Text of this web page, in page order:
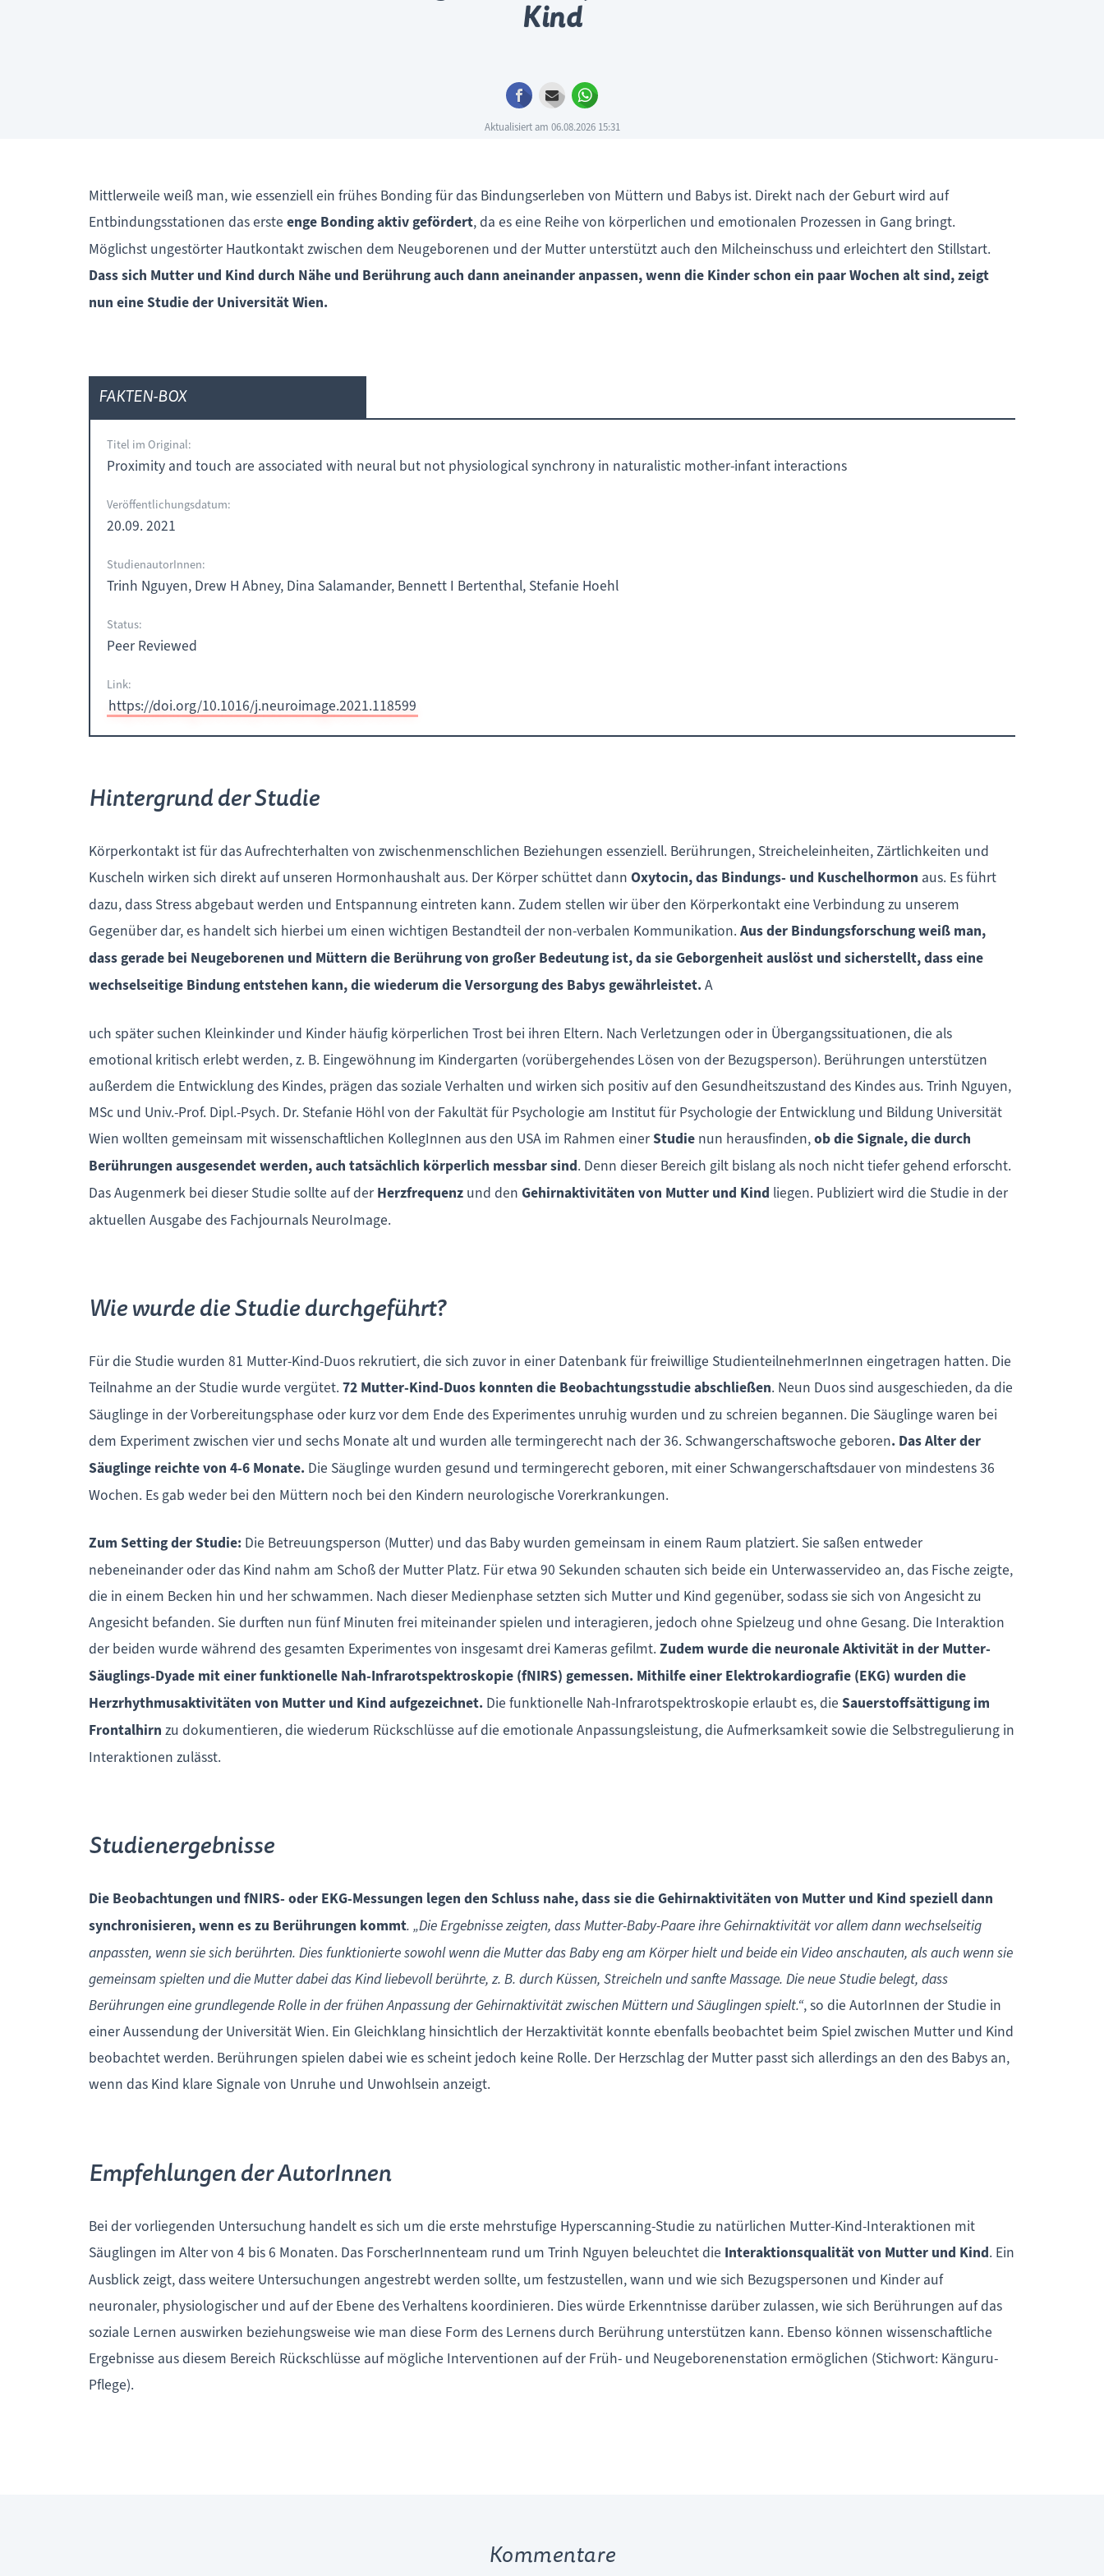
Kind
Facebook
E-mail
Aktualisiert am 06.08.2026 15:31
Mittlerweile weiß man, wie essenziell ein frühes Bonding für das Bindungserleben von Müttern und Babys ist. Direkt nach der Geburt wird auf
Entbindungsstationen das erste enge Bonding aktiv gefördert, da es eine Reihe von körperlichen und emotionalen Prozessen in Gang bringt.
Möglichst ungestörter Hautkontakt zwischen dem Neugeborenen und der Mutter unterstützt auch den Milcheinschuss und erleichtert den Stillstart.
Dass sich Mutter und Kind durch Nähe und Berührung auch dann aneinander anpassen, wenn die Kinder schon ein paar Wochen alt sind, zeigt
nun eine Studie der Universität Wien.
FAKTEN-BOX
Titel im Original:
Proximity and touch are associated with neural but not physiological synchrony in naturalistic mother-infant interactions
Veröffentlichungsdatum:
20.09. 2021
StudienautorInnen:
Trinh Nguyen, Drew H Abney, Dina Salamander, Bennett I Bertenthal, Stefanie Hoehl
Status:
Peer Reviewed
Link:
https://doi.org/10.1016/j.neuroimage.2021.118599
Hintergrund der Studie
Körperkontakt ist für das Aufrechterhalten von zwischenmenschlichen Beziehungen essenziell. Berührungen, Streicheleinheiten, Zärtlichkeiten und
Kuscheln wirken sich direkt auf unseren Hormonhaushalt aus. Der Körper schüttet dann Oxytocin, das Bindungs- und Kuschelhormon aus. Es führt
dazu, dass Stress abgebaut werden und Entspannung eintreten kann. Zudem stellen wir über den Körperkontakt eine Verbindung zu unserem
Gegenüber dar, es handelt sich hierbei um einen wichtigen Bestandteil der non-verbalen Kommunikation. Aus der Bindungsforschung weiß man,
dass gerade bei Neugeborenen und Müttern die Berührung von großer Bedeutung ist, da sie Geborgenheit auslöst und sicherstellt, dass eine
wechselseitige Bindung entstehen kann, die wiederum die Versorgung des Babys gewährleistet. A
uch später suchen Kleinkinder und Kinder häufig körperlichen Trost bei ihren Eltern. Nach Verletzungen oder in Übergangssituationen, die als
emotional kritisch erlebt werden, z. B. Eingewöhnung im Kindergarten (vorübergehendes Lösen von der Bezugsperson). Berührungen unterstützen
außerdem die Entwicklung des Kindes, prägen das soziale Verhalten und wirken sich positiv auf den Gesundheitszustand des Kindes aus. Trinh Nguyen,
MSc und Univ.-Prof. Dipl.-Psych. Dr. Stefanie Höhl von der Fakultät für Psychologie am Institut für Psychologie der Entwicklung und Bildung Universität
Wien wollten gemeinsam mit wissenschaftlichen KollegInnen aus den USA im Rahmen einerStudie nun herausfinden,ob die Signale, die durch
Berührungen ausgesendet werden, auch tatsächlich körperlich messbar sind. Denn dieser Bereich gilt bislang als noch nicht tiefer gehend erforscht.
Das Augenmerk bei dieser Studie sollte auf der Herzfrequenzund den Gehirnaktivitäten von Mutter und Kind liegen. Publiziert wird die Studie in der
aktuellen Ausgabe des Fachjournals NeuroImage.
Wie wurde die Studie durchgeführt?
Für die Studie wurden 81 Mutter-Kind-Duos rekrutiert, die sich zuvor in einer Datenbank für freiwillige StudienteilnehmerInnen eingetragen hatten. Die
Teilnahme an der Studie wurde vergütet. 72 Mutter-Kind-Duos konnten die Beobachtungsstudie abschließen. Neun Duos sind ausgeschieden, da die
Säuglinge in der Vorbereitungsphase oder kurz vor dem Ende des Experimentes unruhig wurden und zu schreien begannen. Die Säuglinge waren bei
dem Experiment zwischen vier und sechs Monate alt und wurden alle termingerecht nach der 36. Schwangerschaftswoche geboren. Das Alter der
Säuglinge reichte von 4-6 Monate. Die Säuglinge wurden gesund und termingerecht geboren, mit einer Schwangerschaftsdauer von mindestens 36
Wochen. Es gab weder bei den Müttern noch bei den Kindern neurologische Vorerkrankungen.
Zum Setting der Studie: Die Betreuungsperson (Mutter) und das Baby wurden gemeinsam in einem Raum platziert. Sie saßen entweder
nebeneinander oder das Kind nahm am Schoß der Mutter Platz. Für etwa 90 Sekunden schauten sich beide ein Unterwasservideo an, das Fische zeigte,
die in einem Becken hin und her schwammen. Nach dieser Medienphase setzten sich Mutter und Kind gegenüber, sodass sie sich von Angesicht zu
Angesicht befanden. Sie durften nun fünf Minuten frei miteinander spielen und interagieren, jedoch ohne Spielzeug und ohne Gesang. Die Interaktion
der beiden wurde während des gesamten Experimentes von insgesamt drei Kameras gefilmt. Zudem wurde die neuronale Aktivität in der Mutter-
Säuglings-Dyade mit einer funktionelle Nah-Infrarotspektroskopie (fNIRS) gemessen. Mithilfe einer Elektrokardiografie (EKG) wurden die
Herzrhythmusaktivitäten von Mutter und Kind aufgezeichnet. Die funktionelle Nah-Infrarotspektroskopie erlaubt es, die Sauerstoffsättigung im
Frontalhirn zu dokumentieren, die wiederum Rückschlüsse auf die emotionale Anpassungsleistung, die Aufmerksamkeit sowie die Selbstregulierung in
Interaktionen zulässt.
Studienergebnisse
Die Beobachtungen und fNIRS- oder EKG-Messungen legen den Schluss nahe, dass sie die Gehirnaktivitäten von Mutter und Kind speziell dann
synchronisieren, wenn es zu Berührungen kommt. „Die Ergebnisse zeigten, dass Mutter-Baby-Paare ihre Gehirnaktivität vor allem dann wechselseitig
anpassten, wenn sie sich berührten. Dies funktionierte sowohl wenn die Mutter das Baby eng am Körper hielt und beide ein Video anschauten, als auch wenn sie
gemeinsam spielten und die Mutter dabei das Kind liebevoll berührte, z. B. durch Küssen, Streicheln und sanfte Massage. Die neue Studie belegt, dass
Berührungen eine grundlegende Rolle in der frühen Anpassung der Gehirnaktivität zwischen Müttern und Säuglingen spielt.“, so die AutorInnen der Studie in
einer Aussendung der Universität Wien. Ein Gleichklang hinsichtlich der Herzaktivität konnte ebenfalls beobachtet beim Spiel zwischen Mutter und Kind
beobachtet werden. Berührungen spielen dabei wie es scheint jedoch keine Rolle. Der Herzschlag der Mutter passt sich allerdings an den des Babys an,
wenn das Kind klare Signale von Unruhe und Unwohlsein anzeigt.
Empfehlungen der AutorInnen
Bei der vorliegenden Untersuchung handelt es sich um die erste mehrstufige Hyperscanning-Studie zu natürlichen Mutter-Kind-Interaktionen mit
Säuglingen im Alter von 4 bis 6 Monaten. Das ForscherInnenteam rund um Trinh Nguyen beleuchtet die Interaktionsqualität von Mutter und Kind. Ein
Ausblick zeigt, dass weitere Untersuchungen angestrebt werden sollte, um festzustellen, wann und wie sich Bezugspersonen und Kinder auf
neuronaler, physiologischer und auf der Ebene des Verhaltens koordinieren. Dies würde Erkenntnisse darüber zulassen, wie sich Berührungen auf das
soziale Lernen auswirken beziehungsweise wie man diese Form des Lernens durch Berührung unterstützen kann. Ebenso können wissenschaftliche
Ergebnisse aus diesem Bereich Rückschlüsse auf mögliche Interventionen auf der Früh- und Neugeborenenstation ermöglichen (Stichwort: Känguru-
Pflege).
Kommentare